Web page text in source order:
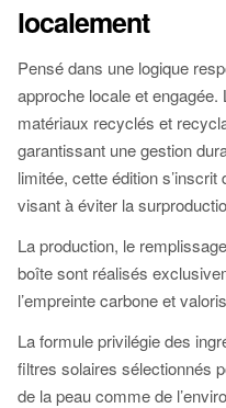
localement
Pensé dans une logique
approche locale et
matériaux recyclés et
garantissant une gestion
limitée, cette édition
visant à éviter la
La production, le
boîte sont réalisés
l’empreinte carbone et
La formule privilégie des
filtres solaires sélectionnés
de la peau comme de